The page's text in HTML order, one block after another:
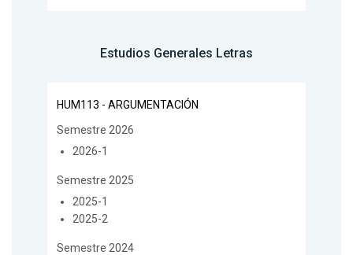
Estudios Generales Letras
HUM113 - ARGUMENTACIÓN
Semestre 2026
2026-1
Semestre 2025
2025-1
2025-2
Semestre 2024